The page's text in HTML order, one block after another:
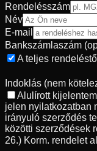
Rendelésszám
Név
E-mail
Bankszámlaszám
A teljes
Indoklás (nem
Alulírott
jelen nyilatkozatban
irányuló szerződés
közötti szerződések
26.) Korm. rendelet